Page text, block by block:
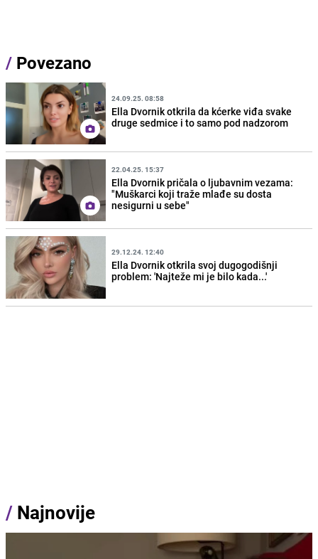
/ Povezano
24.09.25. 08:58
Ella Dvornik otkrila da kćerke viđa svake
druge sedmice i to samo pod nadzorom
22.04.25. 15:37
Ella Dvornik pričala o ljubavnim vezama:
"Muškarci koji traže mlađe su dosta
nesigurni u sebe"
29.12.24. 12:40
Ella Dvornik otkrila svoj dugogodišnji
problem: 'Najteže mi je bilo kada...'
/ Najnovije